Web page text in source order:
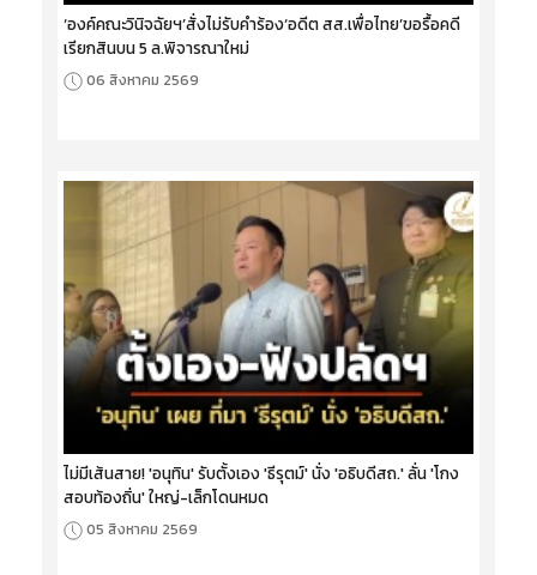
‘องค์คณะวินิจฉัยฯ’สั่งไม่รับคำร้อง‘อดีต สส.เพื่อไทย’ขอรื้อคดี
เรียกสินบน 5 ล.พิจารณาใหม่
06 สิงหาคม 2569
ไม่มีเส้นสาย! 'อนุทิน' รับตั้งเอง 'ธีรุตม์' นั่ง 'อธิบดีสถ.' ลั่น 'โกง
สอบท้องถิ่น' ใหญ่-เล็กโดนหมด
05 สิงหาคม 2569